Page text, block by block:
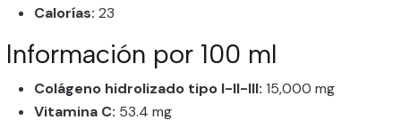
Calorías: 23
Información por 100 ml
Colágeno hidrolizado tipo I-II-III: 15,000 mg
Vitamina C: 53.4 mg